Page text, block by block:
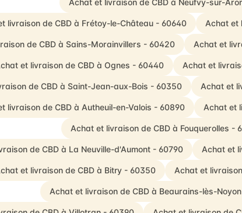
Achat et livraison de CBD à Neufvy-sur-
livraison de CBD à Frétoy-le-Château - 60640 Achat et
de CBD à Sains-Morainvillers - 60420 Achat et
et livraison de CBD à Ognes - 60440 Achat et
de CBD à Saint-Jean-aux-Bois - 60350 Achat et
livraison de CBD à Autheuil-en-Valois - 60890 Achat et
Achat et livraison de CBD à Fouquerolles -
de CBD à La Neuville-d'Aumont - 60790 Achat et
et livraison de CBD à Bitry - 60350 Achat et
Achat et livraison de CBD à Beaurains-lès-